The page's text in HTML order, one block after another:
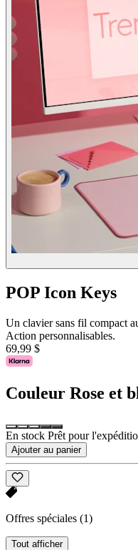
POP Icon Keys
Un clavier sans fil compact
Action personnalisables.
69,99 $
Couleur Rose et
En stock Prêt pour
Ajouter au panier
Offres spéciales (1)
Tout afficher